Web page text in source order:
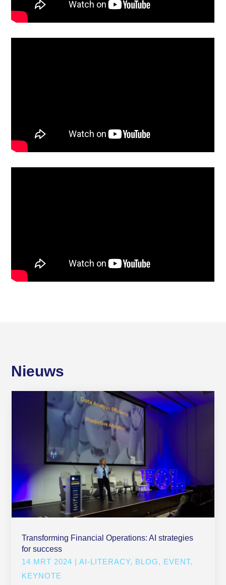
Nieuws
Transforming Financial Operations: AI strategies
for success
14 MRT 2024 |AI-LITERACY, BLOG, EVENT,
KEYNOTE